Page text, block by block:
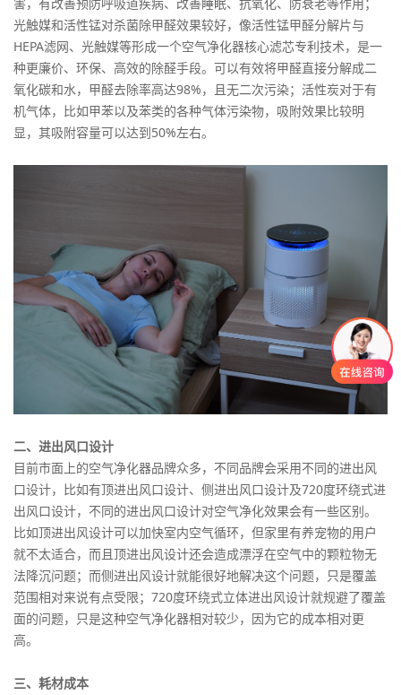
光触媒和活性锰对杀菌除甲醛效果较好，像活性锰甲醛分解片与
HEPA滤网、光触媒等形成一个空气净化器核心滤芯专利技术，是一
种更廉价、环保、高效的除醛手段。可以有效将甲醛直接分解成二
氧化碳和水，甲醛去除率高达98%，且无二次污染；活性炭对于有
机气体，比如甲苯以及苯类的各种气体污染物，吸附效果比较明
显，其吸附容量可以达到50%左右。
二、进出风口设计
目前市面上的空气净化器品牌众多，不同品牌会采用不同的进出风
口设计，比如有顶进出风口设计、侧进出风口设计及720度环绕式进
出风口设计，不同的进出风口设计对空气净化效果会有一些区别。
比如顶进出风设计可以加快室内空气循环，但家里有养宠物的用户
就不太适合，而且顶进出风设计还会造成漂浮在空气中的颗粒物无
法降沉问题；而侧进出风设计就能很好地解决这个问题，只是覆盖
范围相对来说有点受限；720度环绕式立体进出风设计就规避了覆盖
面的问题，只是这种空气净化器相对较少，因为它的成本相对更
高。
三、耗材成本